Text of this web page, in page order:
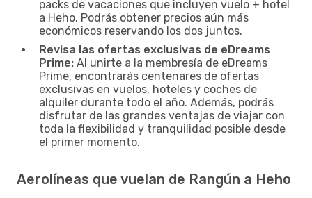
packs de vacaciones que incluyen vuelo + hotel
a Heho. Podrás obtener precios aún más
económicos reservando los dos juntos.
Revisa las ofertas exclusivas de eDreams
Prime: Al unirte a la membresía de eDreams
Prime, encontrarás centenares de ofertas
exclusivas en vuelos, hoteles y coches de
alquiler durante todo el año. Además, podrás
disfrutar de las grandes ventajas de viajar con
toda la flexibilidad y tranquilidad posible desde
el primer momento.
Aerolíneas que vuelan de Rangún a Heho